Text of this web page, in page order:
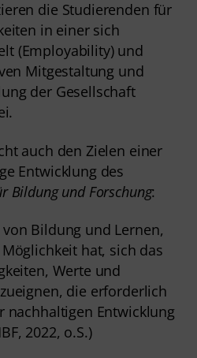
die Studierenden für
in einer sich
(Employability) und
Mitgestaltung und
der Gesellschaft
auch den Zielen einer
Entwicklung des
Bildung und Forschung:
Bildung und Lernen,
hat, sich das
Werte und
die erforderlich
nachhaltigen Entwicklung
2022, o.S.)